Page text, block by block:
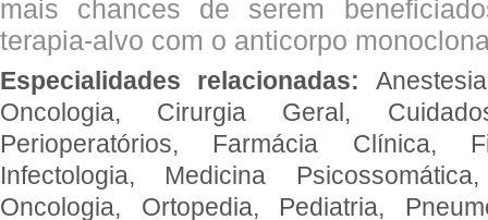
mais chances de serem
terapia-alvo com o anticorpo
Especialidades relacionadas:
Oncologia, Cirurgia Geral,
Perioperatórios, Farmácia Clínica,
Infectologia, Medicina
Oncologia, Ortopedia, Pediatria,